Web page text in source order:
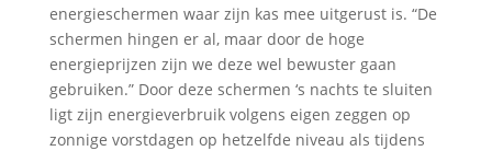
energieschermen waar zijn kas mee uitgerust is. “De
schermen hingen er al, maar door de hoge
energieprijzen zijn we deze wel bewuster gaan
gebruiken.” Door deze schermen ‘s nachts te sluiten
ligt zijn energieverbruik volgens eigen zeggen op
zonnige vorstdagen op hetzelfde niveau als tijdens